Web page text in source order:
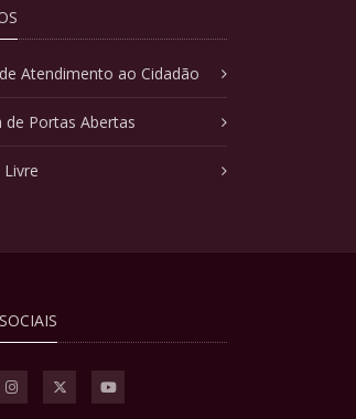
Atendimento ao Cidadão
de Portas Abertas